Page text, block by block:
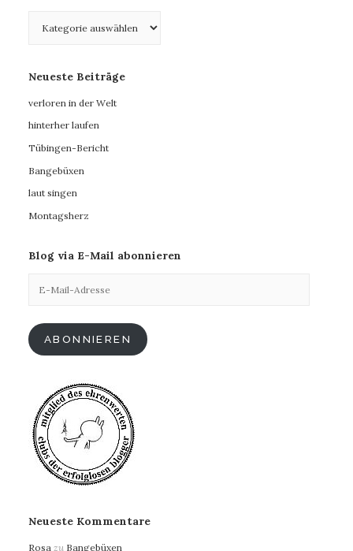
Neueste Beiträge
verloren in der Welt
hinterher laufen
Tübingen-Bericht
Bangebüxen
laut singen
Montagsherz
Blog via E-Mail abonnieren
Mail-
ABONNIEREN
Neueste Kommentare
Rosa zu Bangebüxen